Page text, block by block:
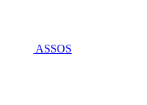
ASSOS